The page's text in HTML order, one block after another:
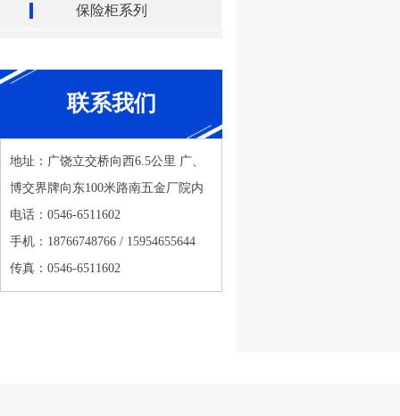
保险柜系列
联系我们
地址：广饶立交桥向西6.5公里 广、
博交界牌向东100米路南五金厂院内
电话：0546-6511602
手机：18766748766 / 15954655644
传真：0546-6511602